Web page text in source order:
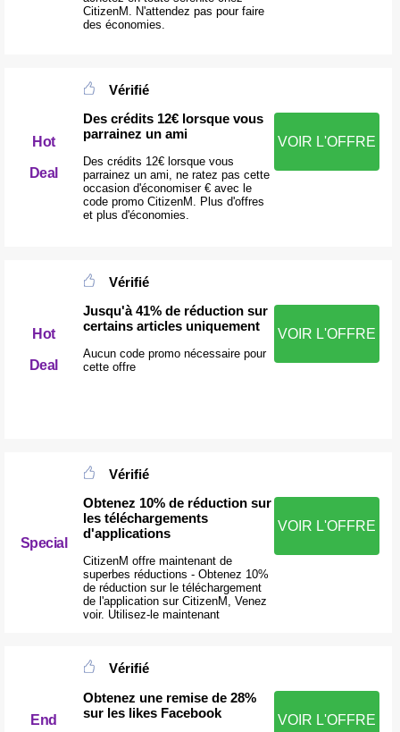
CitizenM. N'attendez pas pour faire
des économies.
Hot
Deal
Vérifié
Des crédits 12€ lorsque vous
parrainez un ami
Des crédits 12€ lorsque vous
parrainez un ami, ne ratez pas cette
occasion d'économiser € avec le
code promo CitizenM. Plus d'offres
et plus d'économies.
VOIR L'OFFRE
Hot
Deal
Vérifié
Jusqu'à 41% de réduction sur
certains articles uniquement
Aucun code promo nécessaire pour
cette offre
VOIR L'OFFRE
Special
Vérifié
Obtenez 10% de réduction sur
les téléchargements
d'applications
CitizenM offre maintenant de
superbes réductions - Obtenez 10%
de réduction sur le téléchargement
de l'application sur CitizenM, Venez
voir. Utilisez-le maintenant
VOIR L'OFFRE
End
Vérifié
Obtenez une remise de 28%
sur les likes Facebook
VOIR L'OFFRE